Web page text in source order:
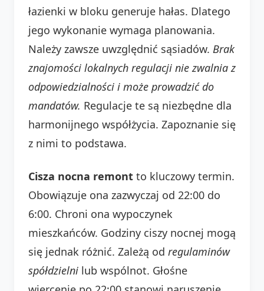
łazienki w bloku generuje hałas. Dlatego
jego wykonanie wymaga planowania.
Należy zawsze uwzględnić sąsiadów. Brak
znajomości lokalnych regulacji nie zwalnia z
odpowiedzialności i może prowadzić do
mandatów. Regulacje te są niezbędne dla
harmonijnego współżycia. Zapoznanie się
z nimi to podstawa.
Cisza nocna remont to kluczowy termin.
Obowiązuje ona zazwyczaj od 22:00 do
6:00. Chroni ona wypoczynek
mieszkańców. Godziny ciszy nocnej mogą
się jednak różnić. Zależą od regulaminów
spółdzielni lub wspólnot. Głośne